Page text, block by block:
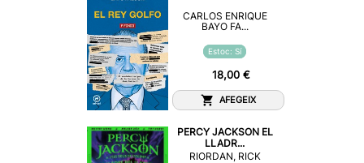
CARLOS ENRIQUE
BAYO FA...
Estoc: Sí
18,00 €
AFEGEIX
PERCY JACKSON EL
LLADR...
RIORDAN, RICK